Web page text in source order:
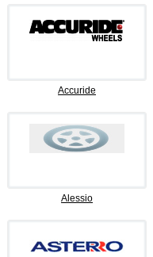
Accuride
Alessio